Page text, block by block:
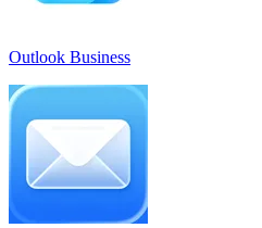
Outlook Business